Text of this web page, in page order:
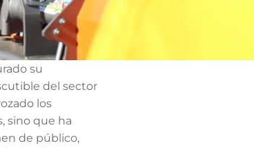
su
del sector
los
sino que ha
de público,